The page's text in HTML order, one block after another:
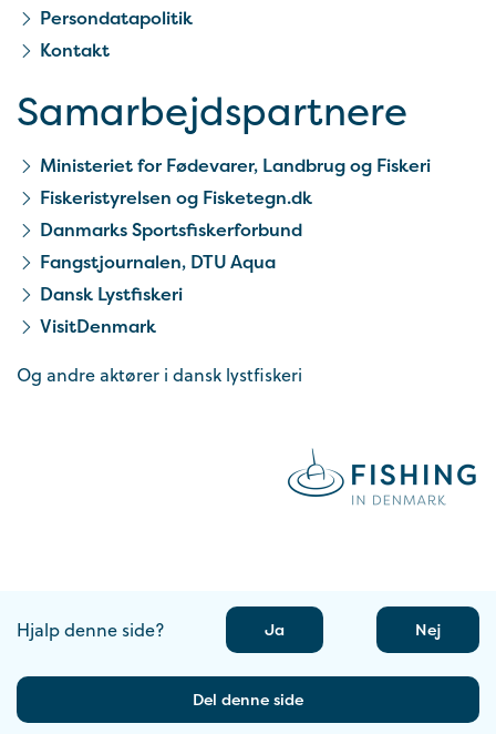
Persondatapolitik
Kontakt
Samarbejds­partnere
Ministeriet for Fødevarer, Landbrug og Fiskeri
Fiskeristyrelsen og Fisketegn.dk
Danmarks Sportsfiskerforbund
Fangstjournalen, DTU Aqua
Dansk Lystfiskeri
VisitDenmark
Og andre aktører i dansk lystfiskeri
Hjalp denne side? Ja Nej
Del denne side